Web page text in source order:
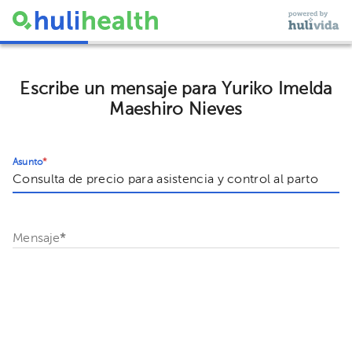
Escribe un mensaje para Yuriko Imelda
Maeshiro Nieves
Asunto*
Mensaje*